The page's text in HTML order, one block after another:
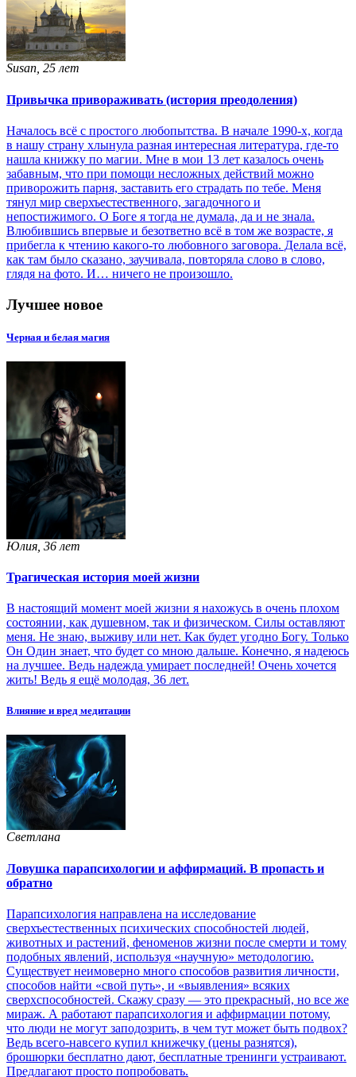
Susan, 25 лет
Привычка привораживать (история преодоления)
Началось всё с простого любопытства. В начале 1990-х, когда
в нашу страну хлынула разная интересная литература, где-то
нашла книжку по магии. Мне в мои 13 лет казалось очень
забавным, что при помощи несложных действий можно
приворожить парня, заставить его страдать по тебе. Меня
тянул мир сверхъестественного, загадочного и
непостижимого. О Боге я тогда не думала, да и не знала.
Влюбившись впервые и безответно всё в том же возрасте, я
прибегла к чтению какого-то любовного заговора. Делала всё,
как там было сказано, заучивала, повторяла слово в слово,
глядя на фото. И… ничего не произошло.
Лучшее новое
Черная и белая магия
Юлия, 36 лет
Трагическая история моей жизни
В настоящий момент моей жизни я нахожусь в очень плохом
состоянии, как душевном, так и физическом. Силы оставляют
меня. Не знаю, выживу или нет. Как будет угодно Богу. Только
Он Один знает, что будет со мною дальше. Конечно, я надеюсь
на лучшее. Ведь надежда умирает последней! Очень хочется
жить! Ведь я ещё молодая, 36 лет.
Влияние и вред медитации
Светлана
Ловушка парапсихологии и аффирмаций. В пропасть и
обратно
Парапсихология направлена на исследование
сверхъестественных психических способностей людей,
животных и растений, феноменов жизни после смерти и тому
подобных явлений, используя «научную» методологию.
Существует неимоверно много способов развития личности,
способов найти «свой путь», и «выявления» всяких
сверхспособностей. Скажу сразу — это прекрасный, но все же
мираж. А работают парапсихология и аффирмации потому,
что люди не могут заподозрить, в чем тут может быть подвох?
Ведь всего-навсего купил книжечку (цены разнятся),
брошюрки бесплатно дают, бесплатные тренинги устраивают.
Предлагают просто попробовать.